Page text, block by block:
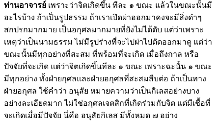
ท่านอาจารย์ เพราะว่าจิตเกิดขึ้น ทีละ ๑ ขณะ แล้วในขณะนั้นมี
อะไรบ้าง ถ้าเป็นรูปธรรม ถ้าเราเปิดผ่าออกมาคงจะมีสิ่งดำๆ
สกปรกมากมาย เป็นอกุศลมากมายที่ยังไม่ได้ดับ แต่ว่าเพราะ
เหตุว่าเป็นนามธรรม ไม่มีรูปร่างที่จะไปผ่าไปตัดออกมาดู แต่ว่า
ขณะนั้นมีทุกอย่างที่สะสม ที่พร้อมที่จะเกิด เมื่อถึงกาล หรือ
ปัจจัยที่จะเกิด แต่ว่าจิตเกิดขึ้นทีละ ๑ ขณะ เพราะฉะนั้น ๑ ขณะ
มีทุกอย่าง ทั้งฝ่ายกุศลและฝ่ายอกุศลที่สะสมสืบต่อ ถ้าเป็นทาง
ฝ่ายอกุศล ใช้คำว่า อนุสัย หมายความว่าเป็นกิเลสอย่างบาง
อย่างละเอียดมาก ไม่ใช่อกุศลเจตสิกที่เกิดร่วมกับจิต แต่มีเชื้อที่
จะเกิดเมื่อมีปัจจัย นี่คือ อนุสัยกิเลส มีทั้งหมด ๗ อย่าง